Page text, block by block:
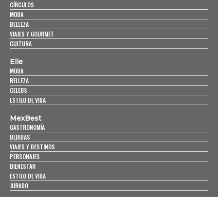
CÍRCULOS
MODA
BELLEZA
VIAJES Y GOURMET
CULTURA
Elle
MODA
BELLEZA
CELEBS
ESTILO DE VIDA
MexBest
GASTRONOMÍA
BEBIDAS
VIAJES Y DESTINOS
PERSONAJES
BIENESTAR
ESTILO DE VIDA
JURADO